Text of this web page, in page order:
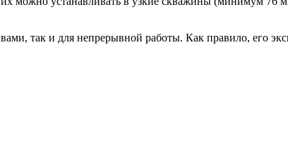
так и для непрерывной работы. Как правило, его